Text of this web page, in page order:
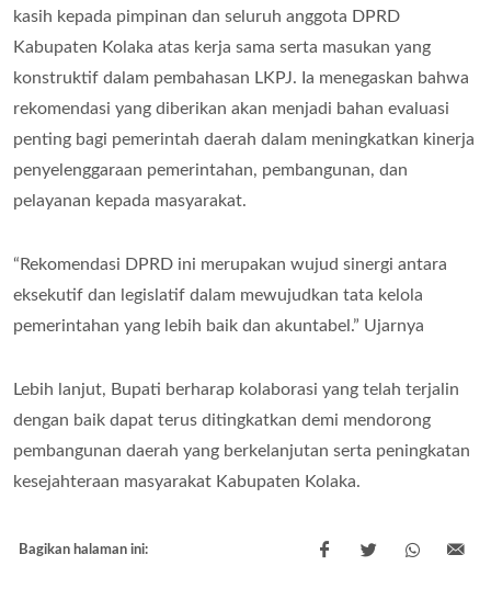
kasih kepada pimpinan dan seluruh anggota DPRD
Kabupaten Kolaka atas kerja sama serta masukan yang
konstruktif dalam pembahasan LKPJ. Ia menegaskan bahwa
rekomendasi yang diberikan akan menjadi bahan evaluasi
penting bagi pemerintah daerah dalam meningkatkan kinerja
penyelenggaraan pemerintahan, pembangunan, dan
pelayanan kepada masyarakat.
“Rekomendasi DPRD ini merupakan wujud sinergi antara
eksekutif dan legislatif dalam mewujudkan tata kelola
pemerintahan yang lebih baik dan akuntabel.” Ujarnya
Lebih lanjut, Bupati berharap kolaborasi yang telah terjalin
dengan baik dapat terus ditingkatkan demi mendorong
pembangunan daerah yang berkelanjutan serta peningkatan
kesejahteraan masyarakat Kabupaten Kolaka.
Bagikan halaman ini: